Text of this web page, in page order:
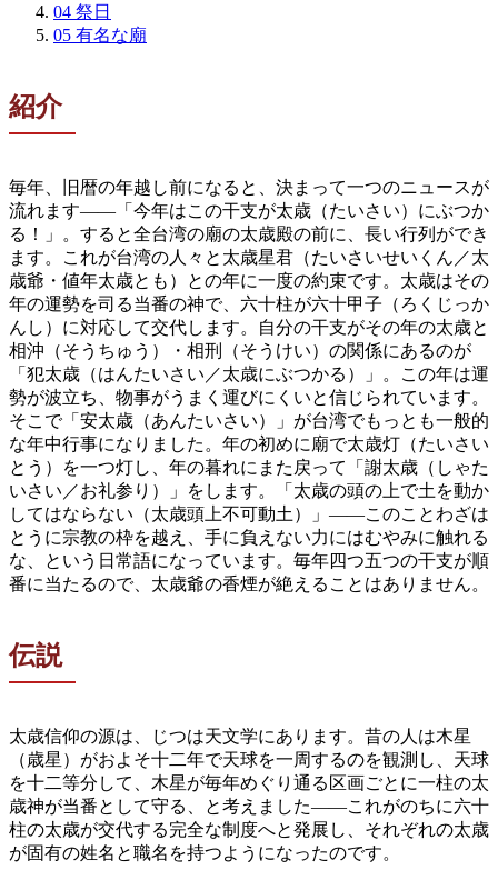
04 祭日
05 有名な廟
紹介
毎年、旧暦の年越し前になると、決まって一つのニュースが
流れます——「今年はこの干支が太歳（たいさい）にぶつか
る！」。すると全台湾の廟の太歳殿の前に、長い行列ができ
ます。これが台湾の人々と太歳星君（たいさいせいくん／太
歳爺・値年太歳とも）との年に一度の約束です。太歳はその
年の運勢を司る当番の神で、六十柱が六十甲子（ろくじっか
んし）に対応して交代します。自分の干支がその年の太歳と
相沖（そうちゅう）・相刑（そうけい）の関係にあるのが
「犯太歳（はんたいさい／太歳にぶつかる）」。この年は運
勢が波立ち、物事がうまく運びにくいと信じられています。
そこで「安太歳（あんたいさい）」が台湾でもっとも一般的
な年中行事になりました。年の初めに廟で太歳灯（たいさい
とう）を一つ灯し、年の暮れにまた戻って「謝太歳（しゃた
いさい／お礼参り）」をします。「太歳の頭の上で土を動か
してはならない（太歳頭上不可動土）」——このことわざは
とうに宗教の枠を越え、手に負えない力にはむやみに触れる
な、という日常語になっています。毎年四つ五つの干支が順
番に当たるので、太歳爺の香煙が絶えることはありません。
伝説
太歳信仰の源は、じつは天文学にあります。昔の人は木星
（歳星）がおよそ十二年で天球を一周するのを観測し、天球
を十二等分して、木星が毎年めぐり通る区画ごとに一柱の太
歳神が当番として守る、と考えました——これがのちに六十
柱の太歳が交代する完全な制度へと発展し、それぞれの太歳
が固有の姓名と職名を持つようになったのです。